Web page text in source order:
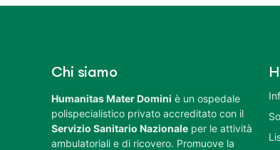
Chi siamo
Humanitas Mater Domini è un ospedale
polispecialistico privato accreditato con il
Servizio Sanitario Nazionale per le attività
ambulatoriali e di ricovero. Promuove la